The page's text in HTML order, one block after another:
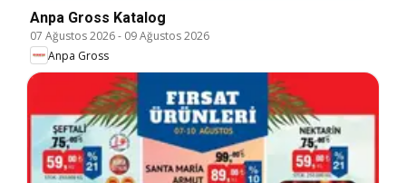
Anpa Gross Katalog
07 Ağustos 2026- 09 Ağustos 2026
Anpa Gross